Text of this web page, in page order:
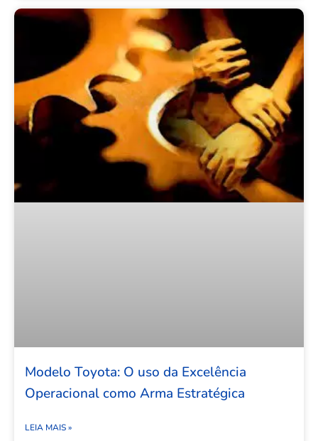
Modelo Toyota: O uso da Excelência
Operacional como Arma Estratégica
LEIA MAIS »